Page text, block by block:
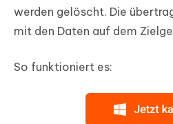
werden gelöscht. Die
mit den Daten auf dem
So funktioniert es: